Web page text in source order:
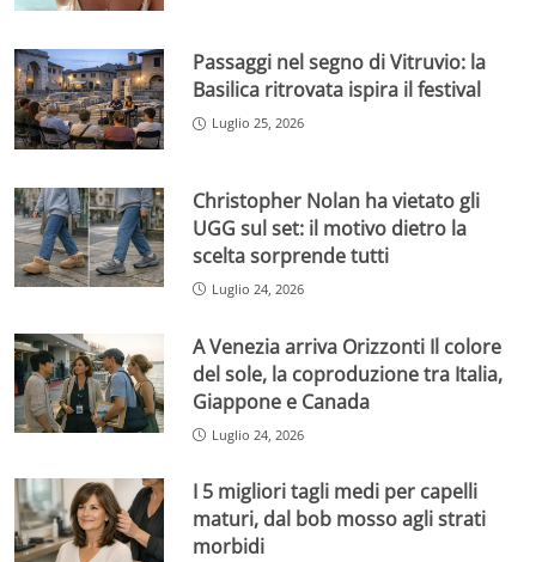
Passaggi nel segno di Vitruvio: la
Basilica ritrovata ispira il festival
Luglio 25, 2026
Christopher Nolan ha vietato gli
UGG sul set: il motivo dietro la
scelta sorprende tutti
Luglio 24, 2026
A Venezia arriva Orizzonti Il colore
del sole, la coproduzione tra Italia,
Giappone e Canada
Luglio 24, 2026
I 5 migliori tagli medi per capelli
maturi, dal bob mosso agli strati
morbidi